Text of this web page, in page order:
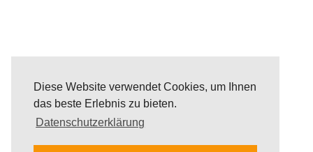
Diese Website verwendet Cookies, um Ihnen
das beste Erlebnis zu bieten.
Datenschutzerklärung